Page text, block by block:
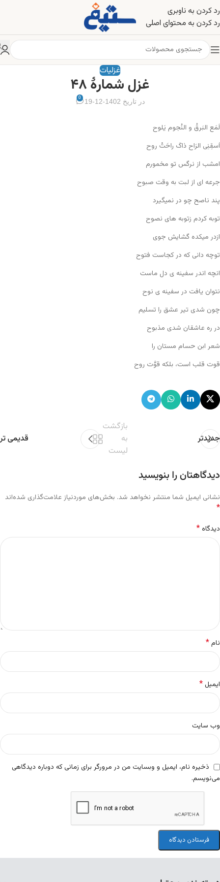
رد کردن به ناوبری
رد کردن به محتوای اصلی
غزلیات
غزل شمارهٔ ۴۸
در تاریخ 1402-12-19 0
لَمَع البَرقُ و النُجوم یَلوح
اَسقِنِی الرَاح ذاکَ راحَتُ روح
امشب از نرگس تو مخمورم
جرعه ای از لبت به وقت صبوح
پند ناصح چو در نمیگیرد
توبه کردم زتوبه های نصوح
ازدر میکده گشایش جوی
توچه دانی که در کجاست فتوح
انچه اندر سفینه ی دل ماست
نتوان یافت در سفینه ی نوح
چون شدی تیر عشق را تسلیم
در ره عاشقان شدی مذبوح
شعر ابن حسام مستان را
قوت قلب است، بلکه قوَّت روح
جدیدتر
بازگشت
به
لیست
قدیمی تر
دیدگاهتان را بنویسید
نشانی ایمیل شما منتشر نخواهد شد. بخش‌های موردنیاز علامت‌گذاری شده‌اند
*
دیدگاه*
نام*
ایمیل*
وب‌ سایت
ذخیره نام، ایمیل و وبسایت من در مرورگر برای زمانی که دوباره دیدگاهی
می‌نویسم.